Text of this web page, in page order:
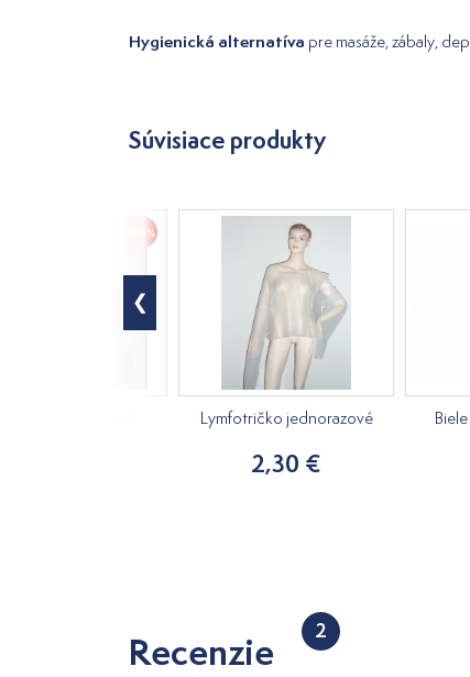
Hygienická alternatíva pre masáže, zábaly,
Súvisiace produkty
-40%
Lymfotričko jednorazové
2,30 €
Recenzie 2